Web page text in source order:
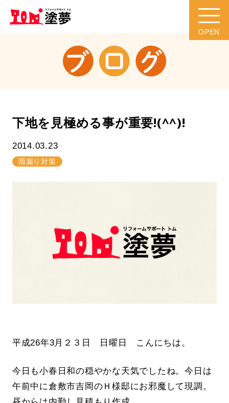
下地を見極める事が重要!(^^)!
2014.03.23
雨漏り対策
平成26年3月２３日 日曜日 こんにちは。
今日も小春日和の穏やかな天気でしたね。今日は
午前中に倉敷市吉岡のＨ様邸にお邪魔して現調。